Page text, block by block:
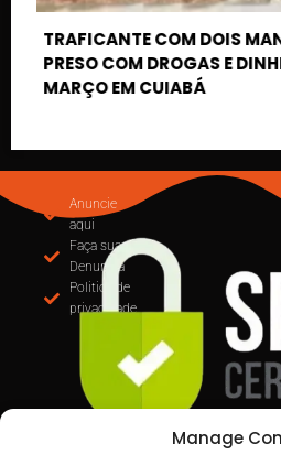
Manage
Todos os direitos
MT | 2025
Desenvolvido por